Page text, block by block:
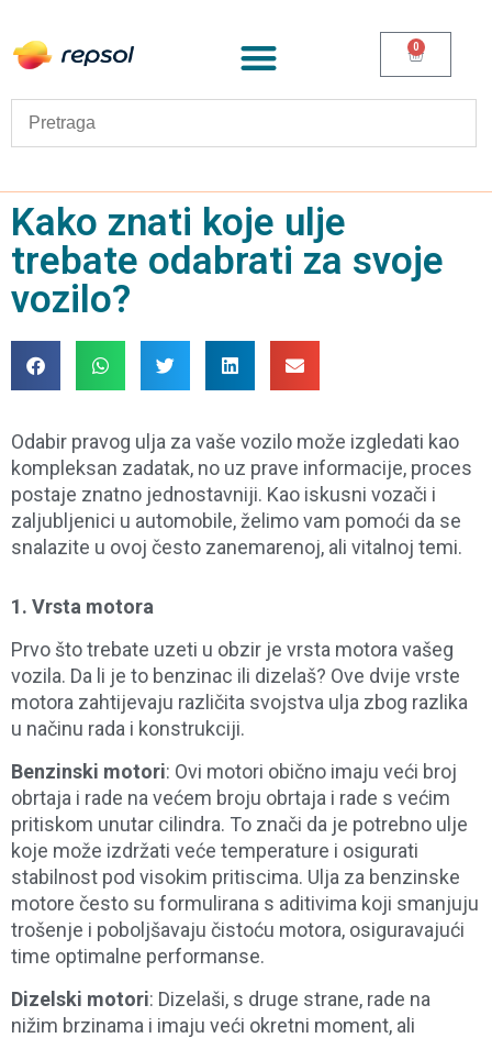
0
Kako znati koje ulje
trebate odabrati za svoje
vozilo?
Odabir pravog ulja za vaše vozilo može izgledati kao
kompleksan zadatak, no uz prave informacije, proces
postaje znatno jednostavniji. Kao iskusni vozači i
zaljubljenici u automobile, želimo vam pomoći da se
snalazite u ovoj često zanemarenoj, ali vitalnoj temi.
1. Vrsta motora
Prvo što trebate uzeti u obzir je vrsta motora vašeg
vozila. Da li je to benzinac ili dizelaš? Ove dvije vrste
motora zahtijevaju različita svojstva ulja zbog razlika
u načinu rada i konstrukciji.
Benzinski motori: Ovi motori obično imaju veći broj
obrtaja i rade na većem broju obrtaja i rade s većim
pritiskom unutar cilindra. To znači da je potrebno ulje
koje može izdržati veće temperature i osigurati
stabilnost pod visokim pritiscima. Ulja za benzinske
motore često su formulirana s aditivima koji smanjuju
trošenje i poboljšavaju čistoću motora, osiguravajući
time optimalne performanse.
Dizelski motori: Dizelaši, s druge strane, rade na
nižim brzinama i imaju veći okretni moment, ali